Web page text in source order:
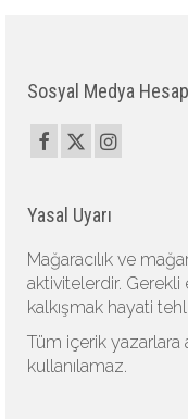
Sosyal Medya
Yasal Uyarı
Mağaracılık ve
aktivitelerdir.
kalkışmak hayati
Tüm içerik
kullanılamaz.